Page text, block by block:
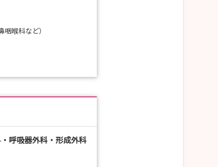
喉科など）
呼吸器外科・形成外科